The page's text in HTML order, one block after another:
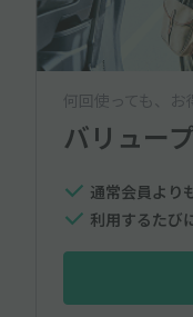
何回使っても、お
バリュー
通常会員より
利用するたび